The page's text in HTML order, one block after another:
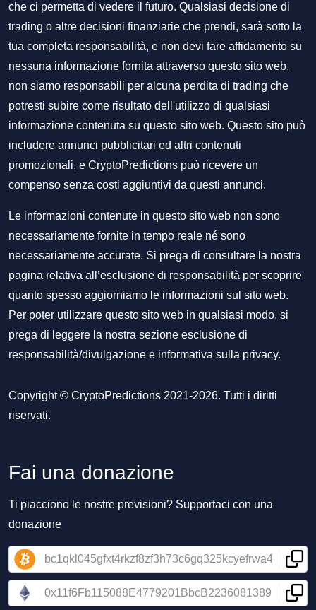
che ci permetta di vedere il futuro. Qualsiasi decisione di
trading o altre decisioni finanziarie che prendi, sarà sotto la
tua completa responsabilità, e non devi fare affidamento su
nessuna informazione fornita attraverso questo sito web,
non siamo responsabili per alcuna perdita di trading che
potresti subire come risultato dell'utilizzo di qualsiasi
informazione contenuta su questo sito web. Questo sito può
includere annunci pubblicitari ed altri contenuti
promozionali, e CryptoPredictions può ricevere un
compenso senza costi aggiuntivi da questi annunci.
Le informazioni contenute in questo sito web non sono
necessariamente fornite in tempo reale né sono
necessariamente accurate. Si prega di consultare la nostra
pagina relativa all’esclusione di responsabilità per scoprire
quanto spesso aggiorniamo le informazioni sul sito web.
Per poter utilizzare questo sito web in qualsiasi modo, si
prega di leggere la nostra sezione esclusione di
responsabilità/divulgazione e informativa sulla privacy.
Copyright © CryptoPredictions 2021-2026. Tutti i diritti
riservati.
Fai una donazione
Ti piacciono le nostre previsioni? Supportaci con una
donazione